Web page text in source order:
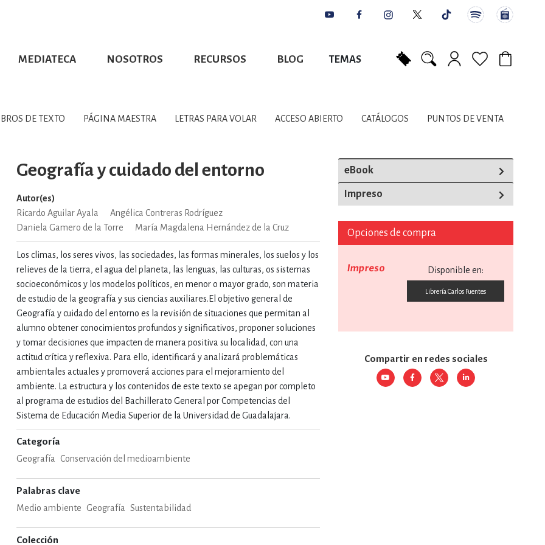
MEDIATECA NOSOTROS RECURSOS BLOG TEMAS
LITERATURA Y ESTUDIOS LITERARIOS
GEOGRAFÍA, MEDIOAMBIENTE, PLANIFICACIÓN
COMPUTACIÓN E INFORMÁTICA
Y MATERIAS INTERDISCIPLINARES
DE OCIO AL AIRE LIBRE DERECHO
FINANZAS, EMPRESA Y GESTIÓN
Y OCIO FICCIÓN Y TEMAS AFINES
RELIGIÓN HISTORIA Y ARQUEOLOGÍA
Y DIDÁCTICOS
DE TEXTO PÁGINA MAESTRA LETRAS PARA VOLAR ACCESO ABIERTO CATÁLOGOS PUNTOS DE VENTA
Geografía y cuidado del entorno
Autor(es)
Ricardo Aguilar Ayala
Angélica Contreras Rodríguez
Daniela Gamero de la Torre
María Magdalena Hernández de la Cruz
Los climas, los seres vivos, las sociedades, las formas minerales, los suelos y los
relieves de la tierra, el agua del planeta, las lenguas, las culturas, os sistemas
socioeconómicos y los modelos políticos, en menor o mayor grado, son materia
de estudio de la geografía y sus ciencias auxiliares.El objetivo general de
Geografía y cuidado del entorno es la revisión de situaciones que permitan al
alumno obtener conocimientos profundos y significativos, proponer soluciones
y tomar decisiones que impacten de manera positiva su localidad, con una
actitud crítica y reflexiva. Para ello, identificará y analizará problemáticas
ambientales actuales y promoverá acciones para el mejoramiento del
ambiente. La estructura y los contenidos de este texto se apegan por completo
al programa de estudios del Bachillerato General por Competencias del
Sistema de Educación Media Superior de la Universidad de Guadalajara.
Categoría
Geografía Conservación del medioambiente
Palabras clave
Medio ambiente Geografía Sustentabilidad
Colección
eBook
Impreso
Opciones de compra
Impreso Disponible en:
Librería Carlos Fuentes
Compartir en redes sociales